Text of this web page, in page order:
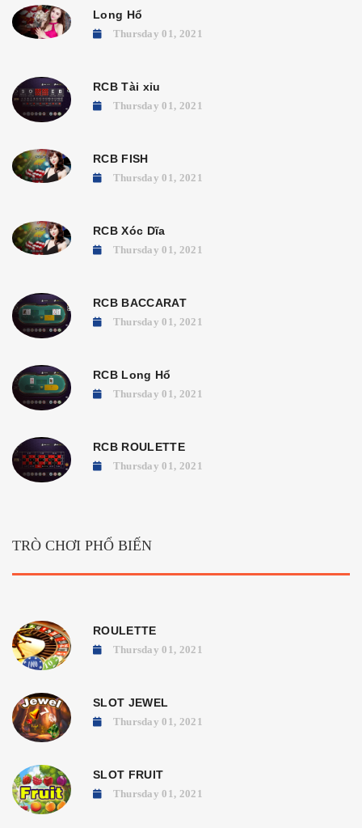
Long Hổ
Thursday 01, 2021
RCB Tài xỉu
Thursday 01, 2021
RCB FISH
Thursday 01, 2021
RCB Xóc Dĩa
Thursday 01, 2021
RCB BACCARAT
Thursday 01, 2021
RCB Long Hổ
Thursday 01, 2021
RCB ROULETTE
Thursday 01, 2021
TRÒ CHƠI PHỔ BIẾN
ROULETTE
Thursday 01, 2021
SLOT JEWEL
Thursday 01, 2021
SLOT FRUIT
Thursday 01, 2021